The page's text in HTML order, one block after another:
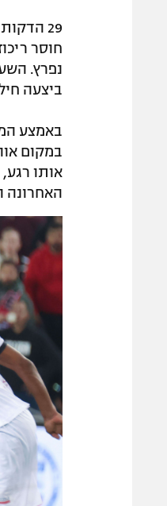
29
חוסר
נפרץ.
ביצעה
באמצע
במקום
אותו
האחרונה